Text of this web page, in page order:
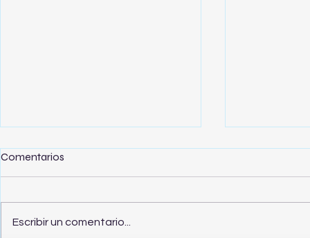
Comentarios
Escribir un comentario...